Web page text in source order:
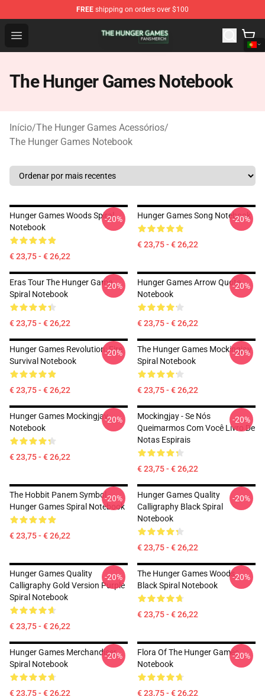
FREE shipping on orders over $100
Open menu
The Hunger Games Shop - Official The Hunger Games
The Hunger Games Notebook
Início/The Hunger Games Acessórios/
The Hunger Games Notebook
Hunger Games Woods Spiral
Notebook
€ 23,75 - € 26,22
-20% Hunger Games Song Notebook
€ 23,75 - € 26,22
-20%
Eras Tour The Hunger Game
Spiral Notebook
€ 23,75 - € 26,22
-20%
Hunger Games Arrow Quote
Notebook
€ 23,75 - € 26,22
-20%
Hunger Games Revolution: Fire
Survival Notebook
€ 23,75 - € 26,22
-20%
The Hunger Games Mockingjay
Spiral Notebook
€ 23,75 - € 26,22
-20%
Hunger Games Mockingjay
Notebook
€ 23,75 - € 26,22
-20%
Mockingjay - Se Nós
Queimarmos Com Você Livro De
Notas Espirais
€ 23,75 - € 26,22
-20%
The Hobbit Panem Symbol -
Hunger Games Spiral Notebook
€ 23,75 - € 26,22
-20%
Hunger Games Quality
Calligraphy Black Spiral
Notebook
€ 23,75 - € 26,22
-20%
Hunger Games Quality
Calligraphy Gold Version Purple
Spiral Notebook
€ 23,75 - € 26,22
-20%
The Hunger Games Woods
Black Spiral Notebook
€ 23,75 - € 26,22
-20%
Hunger Games Merchandiser
Spiral Notebook
€ 23,75 - € 26,22
-20%
Flora Of The Hunger Games
Notebook
€ 23,75 - € 26,22
-20%